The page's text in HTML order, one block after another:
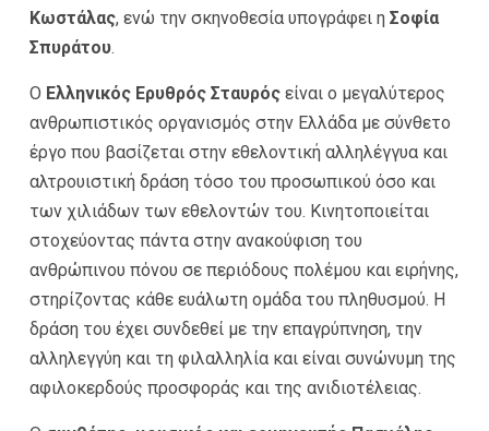
Κωστάλας, ενώ την σκηνοθεσία υπογράφει η Σοφία
Σπυράτου.
Ο Ελληνικός Ερυθρός Σταυρός είναι ο μεγαλύτερος
ανθρωπιστικός οργανισμός στην Ελλάδα με σύνθετο
έργο που βασίζεται στην εθελοντική αλληλέγγυα και
αλτρουιστική δράση τόσο του προσωπικού όσο και
των χιλιάδων των εθελοντών του. Κινητοποιείται
στοχεύοντας πάντα στην ανακούφιση του
ανθρώπινου πόνου σε περιόδους πολέμου και ειρήνης,
στηρίζοντας κάθε ευάλωτη ομάδα του πληθυσμού. Η
δράση του έχει συνδεθεί με την επαγρύπνηση, την
αλληλεγγύη και τη φιλαλληλία και είναι συνώνυμη της
αφιλοκερδούς προσφοράς και της ανιδιοτέλειας.